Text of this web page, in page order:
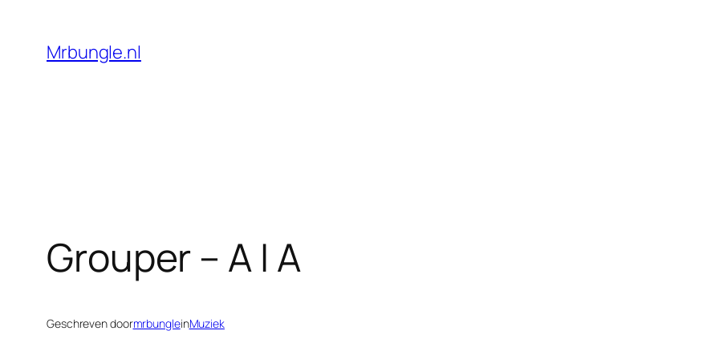
Mrbungle.nl
Grouper – A I A
Geschreven doormrbungleinMuziek